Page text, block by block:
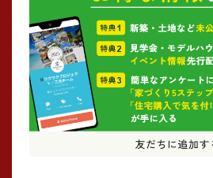
2024年08月 (4)
2024年07月 (1)
2024年06月 (2)